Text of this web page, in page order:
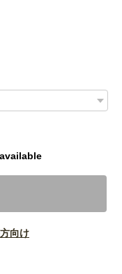
向け